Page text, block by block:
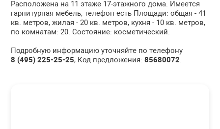
Расположена на 11 этаже 17-этажного дома. Имеется
гарнитурная мебель, телефон есть Площади: общая - 41
кв. метров, жилая - 20 кв. метров, кухня - 10 кв. метров,
по комнатам: 20. Состояние: косметический.
Подробную информацию уточняйте по телефону
8 (495) 225-25-25, Код предложения:85680072.